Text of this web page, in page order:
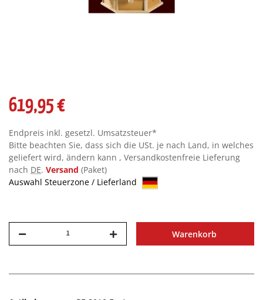
619,95 €
Endpreis inkl. gesetzl. Umsatzsteuer*
Bitte beachten Sie, dass sich die USt. je nach Land, in welches
geliefert wird, ändern kann , Versandkostenfreie Lieferung
nach DE. Versand (Paket)
Auswahl Steuerzone / Lieferland
Warenkorb